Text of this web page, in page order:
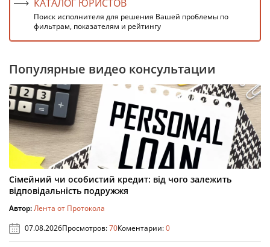
КАТАЛОГ ЮРИСТОВ
Поиск исполнителя для решения Вашей проблемы по
фильтрам, показателям и рейтингу
Популярные видео консультации
Сімейний чи особистий кредит: від чого залежить
відповідальність подружжя
Автор:Лента от Протокола
07.08.2026Просмотров:70Коментарии:0